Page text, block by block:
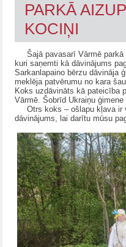
PARKĀ
KOCIŅI
Šajā pavasarī Vārmē parkā
kuri saņemti kā dāvinājums
Sarkanlapaino bērzu dāvināja
meklēja patvērumu no kara
Koks uzdāvināts kā pateicība
Vārmē. Šobrīd Ukraiņu
Otrs koks – ošlapu kļava ir
dāvinājums, lai darītu mūsu